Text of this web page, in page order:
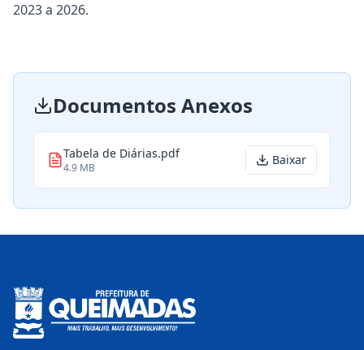
2023 a 2026.
Documentos Anexos
Tabela de Diárias.pdf
4.9 MB
Baixar